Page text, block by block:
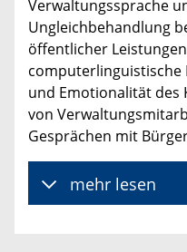
Verwaltungssprache
Ungleichbehandlung
öffentlicher
computerlinguistische
und Emotionalität des
von
Gesprächen mit
mehr lesen